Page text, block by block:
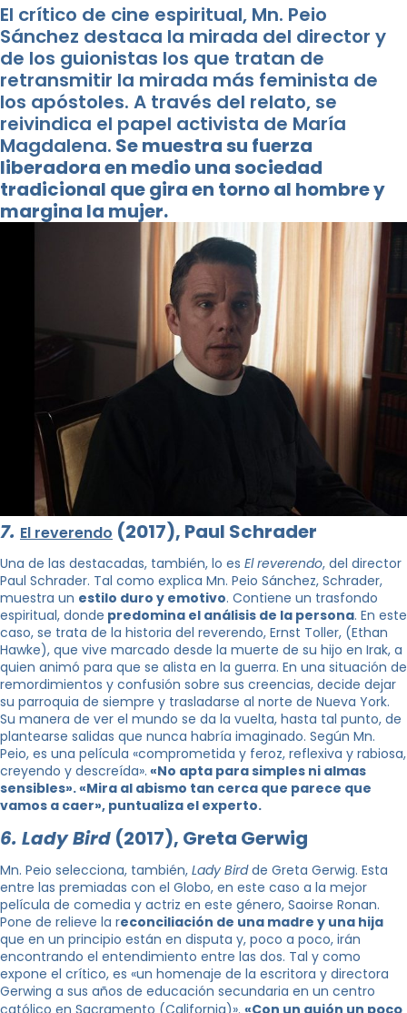
El crítico de cine espiritual, Mn. Peio
Sánchez destaca la mirada del director y
de los guionistas los que tratan de
retransmitir la mirada más feminista de
los apóstoles. A través del relato, se
reivindica el papel activista de María
Magdalena. Se muestra su fuerza
liberadora en medio una sociedad
tradicional que gira en torno al hombre y
margina la mujer.
7. El reverendo (2017), Paul Schrader
Una de las destacadas, también, lo es El reverendo, del director
Paul Schrader. Tal como explica Mn. Peio Sánchez, Schrader,
muestra un estilo duro y emotivo. Contiene un trasfondo
espiritual, donde predomina el análisis de la persona. En este
caso, se trata de la historia del reverendo, Ernst Toller, (Ethan
Hawke), que vive marcado desde la muerte de su hijo en Irak, a
quien animó para que se alista en la guerra. En una situación de
remordimientos y confusión sobre sus creencias, decide dejar
su parroquia de siempre y trasladarse al norte de Nueva York.
Su manera de ver el mundo se da la vuelta, hasta tal punto, de
plantearse salidas que nunca habría imaginado. Según Mn.
Peio, es una película «comprometida y feroz, reflexiva y rabiosa,
creyendo y descreída». «No apta para simples ni almas
sensibles». «Mira al abismo tan cerca que parece que
vamos a caer», puntualiza el experto.
6. Lady Bird (2017), Greta Gerwig
Mn. Peio selecciona, también, Lady Birdde Greta Gerwig. Esta
entre las premiadas con el Globo, en este caso a la mejor
película de comedia y actriz en este género, Saoirse Ronan.
Pone de relieve la reconciliación de una madre y una hija
que en un principio están en disputa y, poco a poco, irán
encontrando el entendimiento entre las dos. Tal y como
expone el crítico, es «un homenaje de la escritora y directora
Gerwing a sus años de educación secundaria en un centro
católico en Sacramento (California)». «Con un guión un poco